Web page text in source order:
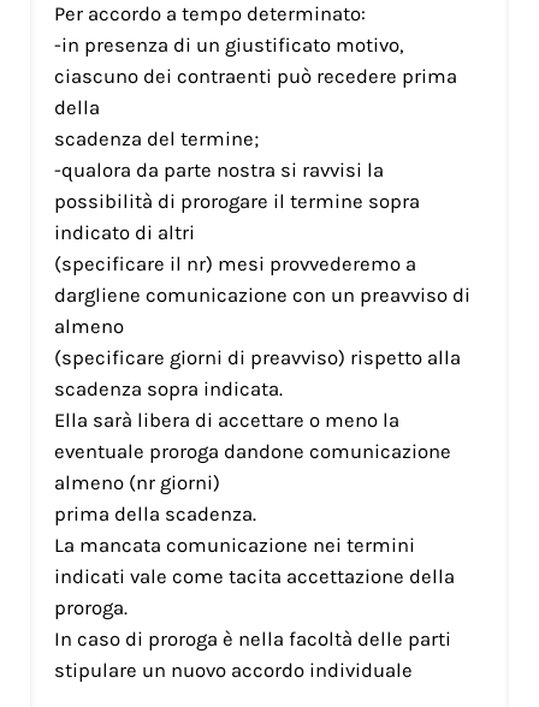
Per accordo a tempo determinato:
-in presenza di un giustificato motivo,
ciascuno dei contraenti può recedere prima
della
scadenza del termine;
-qualora da parte nostra si ravvisi la
possibilità di prorogare il termine sopra
indicato di altri
(specificare il nr) mesi provvederemo a
dargliene comunicazione con un preavviso di
almeno
(specificare giorni di preavviso) rispetto alla
scadenza sopra indicata.
Ella sarà libera di accettare o meno la
eventuale proroga dandone comunicazione
almeno (nr giorni)
prima della scadenza.
La mancata comunicazione nei termini
indicati vale come tacita accettazione della
proroga.
In caso di proroga è nella facoltà delle parti
stipulare un nuovo accordo individuale